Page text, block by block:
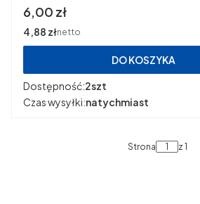
Cena
6,00 zł
Cena
4,88 złnetto
DO KOSZYKA
Dostępność:2szt
Czas wysyłki:natychmiast
Strona z 1